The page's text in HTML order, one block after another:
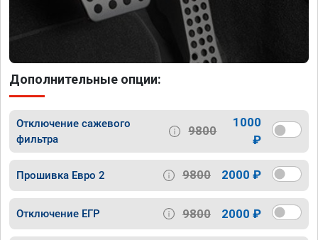
Дополнительные опции:
Отключение сажевого
фильтра
9800
1000
₽
Прошивка Евро 2 9800 2000 ₽
Отключение ЕГР 9800 2000 ₽